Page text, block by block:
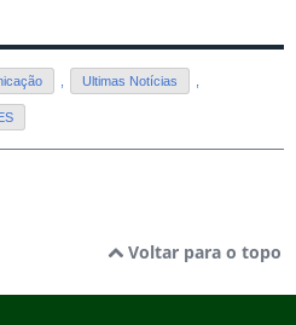
Ultimas Notícias
Voltar para o topo